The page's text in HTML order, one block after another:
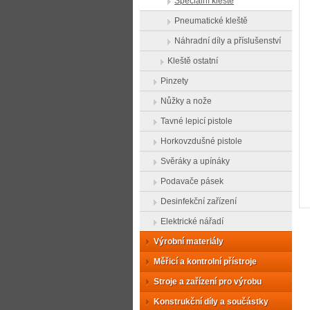
Pneumatické kleště
Náhradní díly a příslušenství
Kleště ostatní
Pinzety
Nůžky a nože
Tavné lepicí pistole
Horkovzdušné pistole
Svěráky a upínáky
Podavače pásek
Desinfekční zařízení
Elektrické nářadí
Výrobní materiály
Měřicí a kontrolní přístroje
Stroje a zařízení pro výrobu
Konstrukční díly a součástky